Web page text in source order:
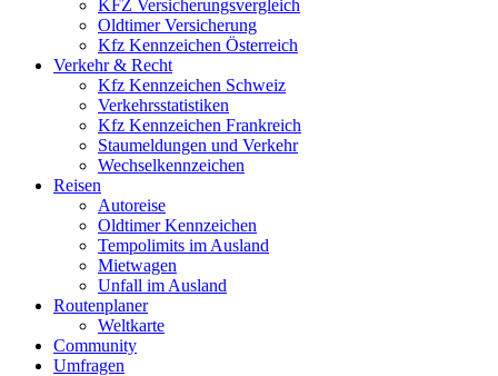
KFZ Versicherungsvergleich
Oldtimer Versicherung
Kfz Kennzeichen Österreich
Verkehr & Recht
Kfz Kennzeichen Schweiz
Verkehrsstatistiken
Kfz Kennzeichen Frankreich
Staumeldungen und Verkehr
Wechselkennzeichen
Reisen
Autoreise
Oldtimer Kennzeichen
Tempolimits im Ausland
Mietwagen
Unfall im Ausland
Routenplaner
Weltkarte
Community
Umfragen